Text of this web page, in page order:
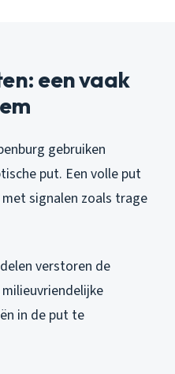
een vaak
gebruiken
put. Een volle put
signalen zoals trage
verstoren de
in de put te